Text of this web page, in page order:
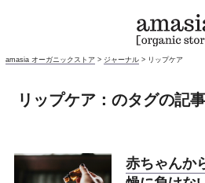
amasia オーガニックストア > ジャーナル > リップケア
リップケア：のタグの記
赤ちゃんか